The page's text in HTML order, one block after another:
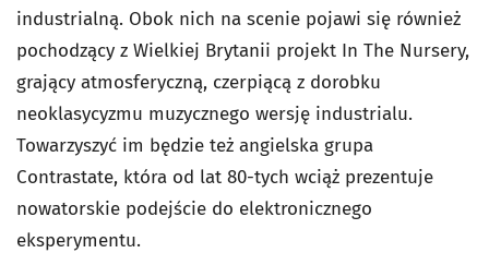
industrialną. Obok nich na scenie pojawi się również
pochodzący z Wielkiej Brytanii projekt In The Nursery,
grający atmosferyczną, czerpiącą z dorobku
neoklasycyzmu muzycznego wersję industrialu.
Towarzyszyć im będzie też angielska grupa
Contrastate, która od lat 80-tych wciąż prezentuje
nowatorskie podejście do elektronicznego
eksperymentu.